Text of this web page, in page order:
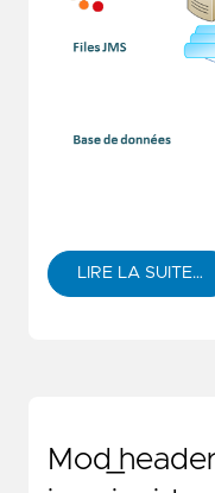
LIRE LA SUITE…